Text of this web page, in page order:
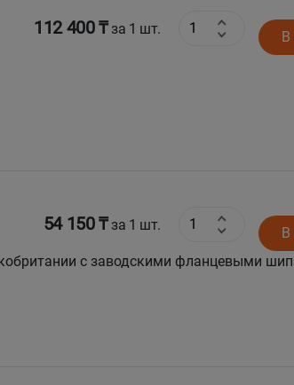
112 400 ₸за 1 шт. В
54 150 ₸за 1 шт.
В
с заводскими фланцевыми